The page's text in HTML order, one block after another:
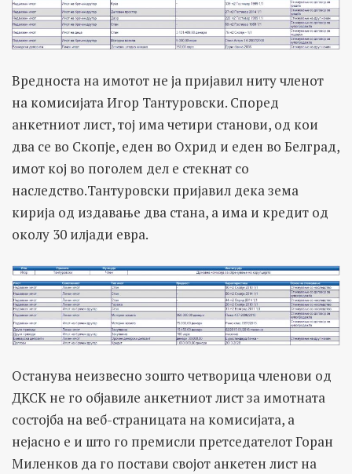
Вредноста на имотот не ја пријавил ниту членот
на комисијата Игор Тантуровски. Според
анкетниот лист, тој има четири станови, од кои
два се во Скопје, еден во Охрид и еден во Белград,
имот кој во поголем дел е стекнат со
наследство.Тантуровски пријавил дека зема
кирија од издавање два стана, а има и кредит од
околу 30 илјади евра.
Останува неизвесно зошто четворица членови од
ДКСК не го објавиле анкетниот лист за имотната
состојба на веб-страницата на комисијата, а
нејасно е и што го премисли претседателот Горан
Миленков да го постави својот анкетен лист на